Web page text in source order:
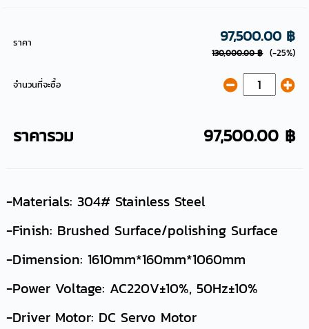
ราคา 97,500.00 ฿
130,000.00 ฿ (-25%)
จำนวนที่จะซื้อ
ราคารวม 97,500.00 ฿
-Materials: 304# Stainless Steel
-Finish: Brushed Surface/polishing Surface
-Dimension: 1610mm*160mm*1060mm
-Power Voltage: AC220V±10%, 50Hz±10%
-Driver Motor: DC Servo Motor